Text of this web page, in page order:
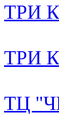
ТРИ
ТРИ
ТЦ